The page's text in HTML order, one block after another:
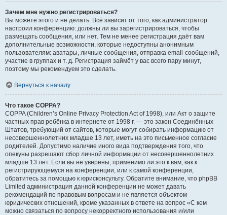
Зачем мне нужно регистрироваться?
Вы можете этого и не делать. Всё зависит от того, как администратор
настроил конференцию: должны ли вы зарегистрироваться, чтобы
размещать сообщения, или нет. Тем не менее регистрация даёт вам
дополнительные возможности, которые недоступны анонимным
пользователям: аватары, личные сообщения, отправка email-сообщений,
участие в группах и т. д. Регистрация займёт у вас всего пару минут,
поэтому мы рекомендуем это сделать.
Вернуться к началу
Что такое COPPA?
COPPA (Children’s Online Privacy Protection Act of 1998), или Акт о защите
частных прав ребёнка в интернете от 1998 г. — это закон Соединённых
Штатов, требующий от сайтов, которые могут собирать информацию от
несовершеннолетних младше 13 лет, иметь на это письменное согласие
родителей. Допустимо наличие иного вида подтверждения того, что
опекуны разрешают сбор личной информации от несовершеннолетних
младше 13 лет. Если вы не уверены, применимо ли это к вам, как к
регистрирующемуся на конференции, или к самой конференции,
обратитесь за помощью к юрисконсульту. Обратите внимание, что phpBB
Limited администрация данной конференции не может давать
рекомендаций по правовым вопросам и не является объектом
юридических отношений, кроме указанных в ответе на вопрос «С кем
можно связаться по вопросу некорректного использования и/или